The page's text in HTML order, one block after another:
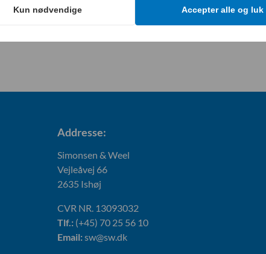
Addresse:
Simonsen & Weel
Vejleåvej 66
2635 Ishøj
CVR NR. 13093032
Tlf.:(+45) 70 25 56 10
Email:sw@sw.dk
Kun nødvendige Accepter alle og luk